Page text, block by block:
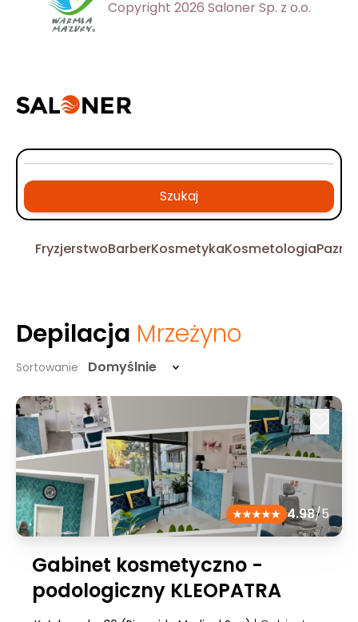
Copyright 2026 Saloner Sp. z o.o.
Szukaj
FryzjerstwoBarberKosmetykaKosmetologia
Depilacja Mrzeżyno
Sortowanie Domyślnie
4.98/5
Gabinet kosmetyczno -
podologiczny KLEOPATRA